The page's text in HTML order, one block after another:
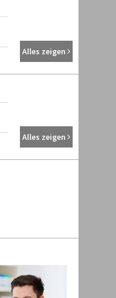
Alles zeigen
Alles zeigen